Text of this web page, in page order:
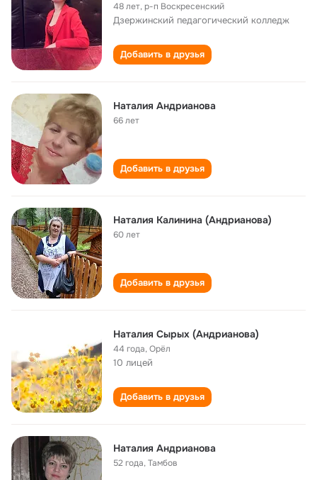
48 лет,р-п Воскресенский
Дзержинский педагогический колледж
Добавить в друзья
Наталия Андрианова
66 лет
Добавить в друзья
Наталия Калинина (Андрианова)
60 лет
Добавить в друзья
Наталия Сырых (Андрианова)
44 года,Орёл
10 лицей
Добавить в друзья
Наталия Андрианова
52 года,Тамбов